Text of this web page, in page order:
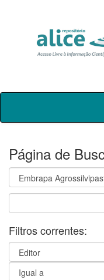
Skip
Página de
Filtros correntes: